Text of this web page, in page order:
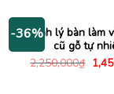
-36%
Thanh lý bàn làm
cũ gỗ tự
2,250,000₫ Giá
gốc